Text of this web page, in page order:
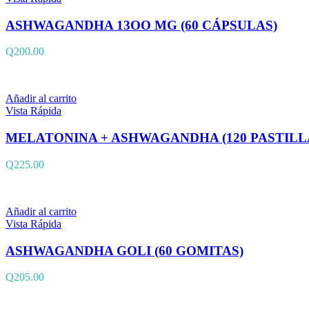
ASHWAGANDHA 13OO MG (60 CÁPSULAS)
Q200.00
Añadir al carrito
Vista Rápida
MELATONINA + ASHWAGANDHA (120
Q225.00
Añadir al carrito
Vista Rápida
ASHWAGANDHA GOLI (60 GOMITAS)
Q205.00